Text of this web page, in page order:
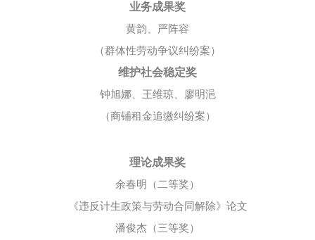
业务成果奖
黄韵、严阵容
（群体性劳动争议纠纷案）
维护社会稳定奖
钟旭娜、王维琼、廖明浥
（商铺租金追缴纠纷案）
理论成果奖
余春明（二等奖）
《违反计生政策与劳动合同解除》论文
潘俊杰（三等奖）